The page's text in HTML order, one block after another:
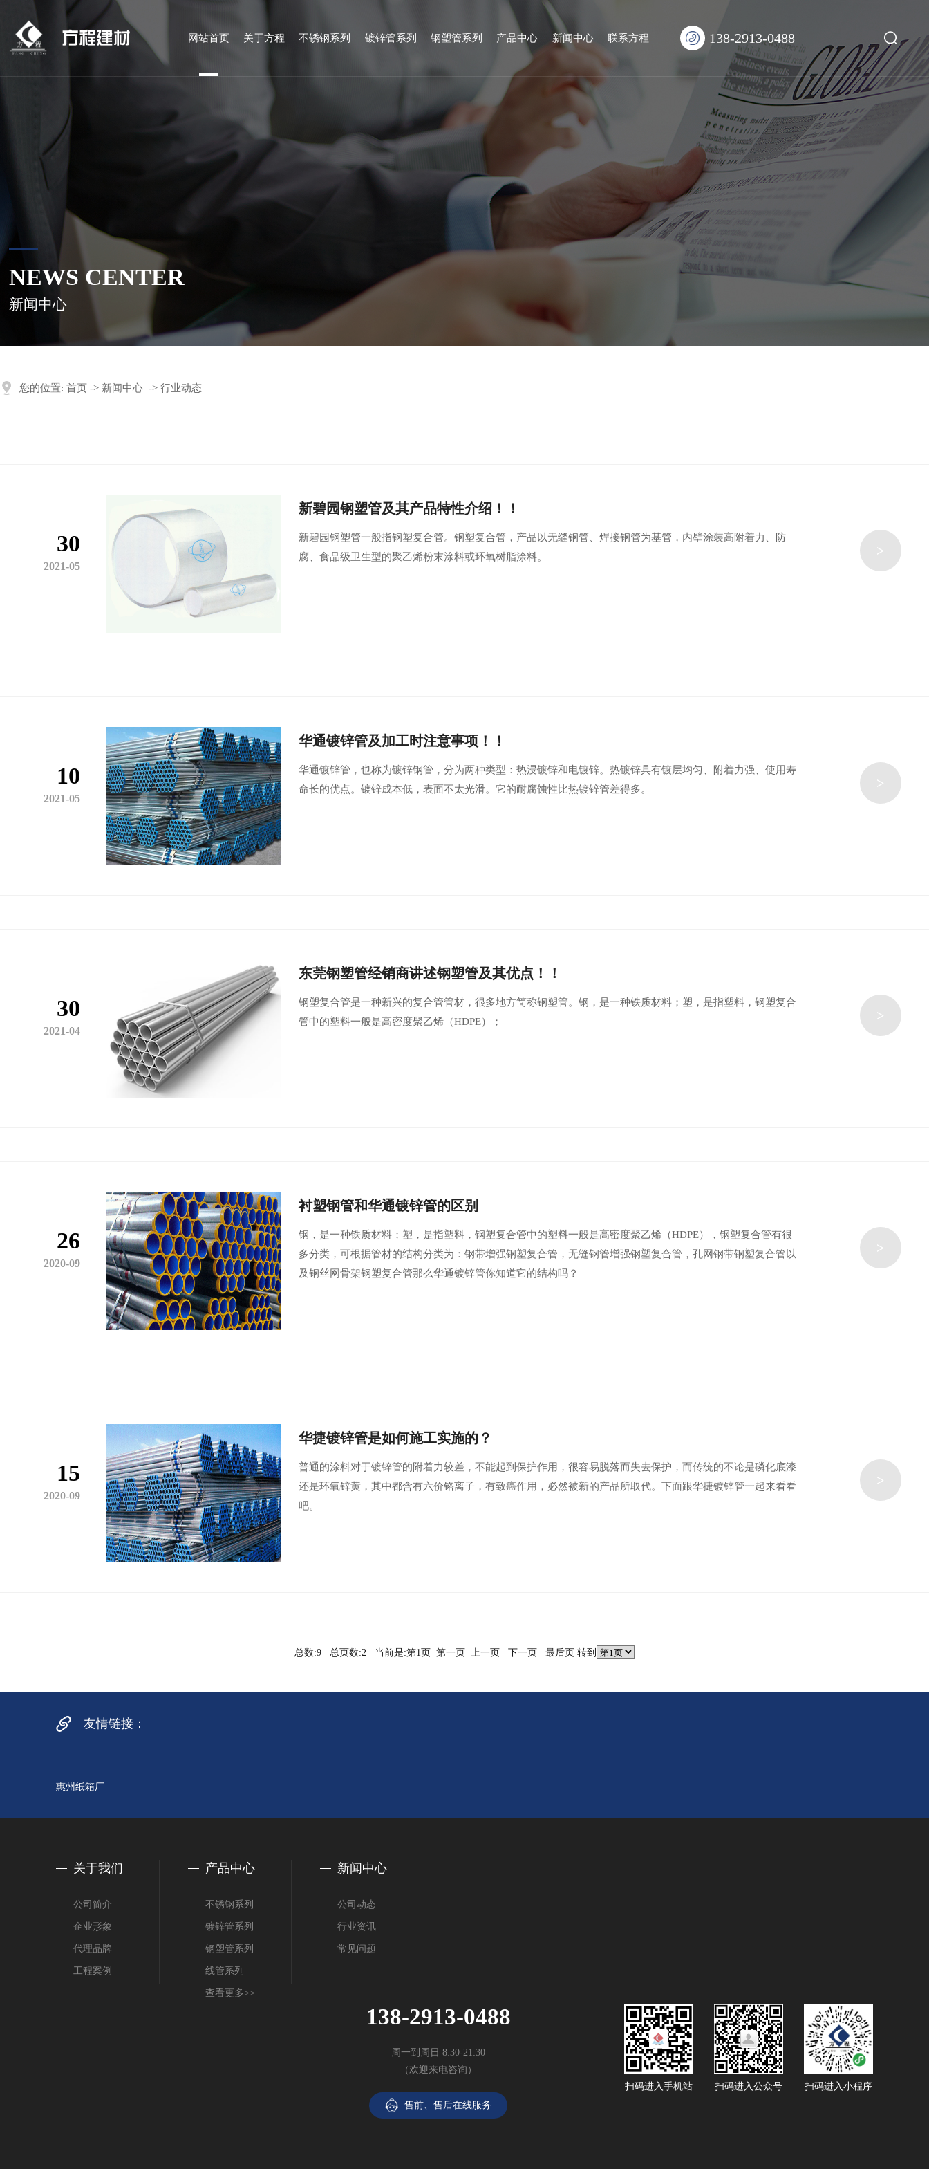
方程建材 网站首页 关于方程 不锈钢系列 镀锌管系列 钢塑管系列 产品中心 新闻中心 联系方程 138-2913-0488
NEWS CENTER
新闻中心
您的位置: 首页 -> 新闻中心 -> 行业动态
30
2021-05
新碧园钢塑管及其产品特性介绍！！
新碧园钢塑管一般指钢塑复合管。钢塑复合管，产品以无缝钢管、焊接钢管为基管，内壁涂装高附着力、防
腐、食品级卫生型的聚乙烯粉末涂料或环氧树脂涂料。
>
10
2021-05
华通镀锌管及加工时注意事项！！
华通镀锌管，也称为镀锌钢管，分为两种类型：热浸镀锌和电镀锌。热镀锌具有镀层均匀、附着力强、使用寿
命长的优点。镀锌成本低，表面不太光滑。它的耐腐蚀性比热镀锌管差得多。
>
30
2021-04
东莞钢塑管经销商讲述钢塑管及其优点！！
钢塑复合管是一种新兴的复合管管材，很多地方简称钢塑管。钢，是一种铁质材料；塑，是指塑料，钢塑复合
管中的塑料一般是高密度聚乙烯（HDPE）；
>
26
2020-09
衬塑钢管和华通镀锌管的区别
钢，是一种铁质材料；塑，是指塑料，钢塑复合管中的塑料一般是高密度聚乙烯（HDPE），钢塑复合管有很
多分类，可根据管材的结构分类为：钢带增强钢塑复合管，无缝钢管增强钢塑复合管，孔网钢带钢塑复合管以
及钢丝网骨架钢塑复合管那么华通镀锌管你知道它的结构吗？
>
15
2020-09
华捷镀锌管是如何施工实施的？
普通的涂料对于镀锌管的附着力较差，不能起到保护作用，很容易脱落而失去保护，而传统的不论是磷化底漆
还是环氧锌黄，其中都含有六价铬离子，有致癌作用，必然被新的产品所取代。下面跟华捷镀锌管一起来看看
吧。
>
总数:9 总页数:2 当前是:第1页 第一页 上一页 下一页 最后页 转到
友情链接：
惠州纸箱厂
关于我们
公司简介
企业形象
代理品牌
工程案例
产品中心
不锈钢系列
镀锌管系列
钢塑管系列
线管系列
查看更多>>
新闻中心
公司动态
行业资讯
常见问题
138-2913-0488
周一到周日 8:30-21:30
（欢迎来电咨询）
售前、售后在线服务
扫码进入手机站 扫码进入公众号 扫码进入小程序